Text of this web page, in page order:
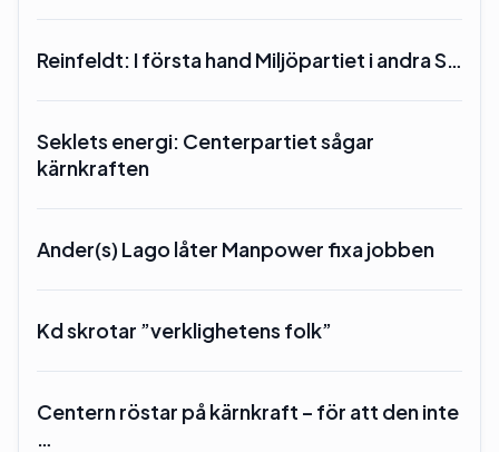
Reinfeldt: I första hand Miljöpartiet i andra S…
Seklets energi: Centerpartiet sågar
kärnkraften
Ander(s) Lago låter Manpower fixa jobben
Kd skrotar ”verklighetens folk”
Centern röstar på kärnkraft – för att den inte
…